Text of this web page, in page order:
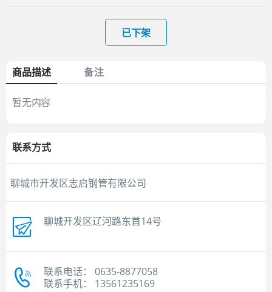
已下架
商品描述 备注
暂无内容
联系方式
聊城市开发区志启钢管有限公司
聊城开发区辽河路东首14号
联系电话： 0635-8877058
联系手机： 13561235169